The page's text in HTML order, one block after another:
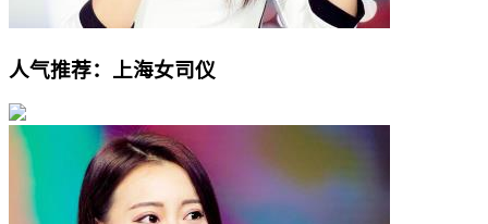
人气推荐：上海女司仪